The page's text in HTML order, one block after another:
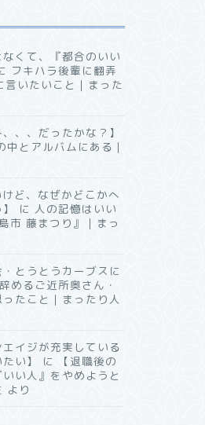
なくて、『都合のいい
フキハラ後輩に翻弄
いたいこと｜まった
、、だったかな？】
とアルバムにある｜
けど、なぜかどこかへ
に 人の記憶はいい
市 藤まつり』｜まっ
・とうとうカーブスに
めるご近所奥さん・
たこと｜まったり人
エイジが充実している
い】
に
【退職後の
い人』をやめようと
より